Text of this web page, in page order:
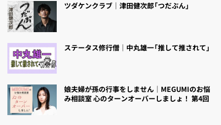
ツダケンクラブ｜津田健次郎「つだぶん」
ステータス修行僧｜中丸雄一「推して推されて」
娘夫婦が孫の行事をしません｜MEGUMIのお悩
み相談室 心のターンオーバーしましょ！ 第4回